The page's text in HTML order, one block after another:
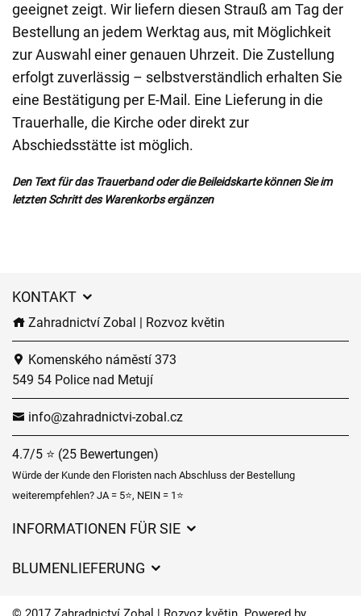
geeignet zeigt. Wir liefern diesen Strauß am Tag der
Bestellung an jedem Werktag aus, mit Möglichkeit
zur Auswahl einer genauen Uhrzeit. Die Zustellung
erfolgt zuverlässig – selbstverständlich erhalten Sie
eine Bestätigung per E-Mail. Eine Lieferung in die
Trauerhalle, die Kirche oder direkt zur
Abschiedsstätte ist möglich.
Den Text für das Trauerband oder die Beileidskarte können Sie im
letzten Schritt des Warenkorbs ergänzen
KONTAKT
Zahradnictví Zobal | Rozvoz květin
Komenského náměstí 373
549 54 Police nad Metují
info@zahradnictvi-zobal.cz
4.7/5 ⭐ (25 Bewertungen)
Würde der Kunde den Floristen nach Abschluss der Bestellung
weiterempfehlen? JA = 5⭐, NEIN = 1⭐
INFORMATIONEN FÜR SIE
Lieferzeiten für Blumen – Übersicht der Möglichkeiten
BLUMENLIEFERUNG